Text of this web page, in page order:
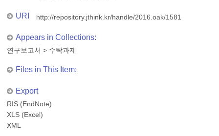
URI http://repository.jthink.kr/handle/2016.oak/1581
Appears in Collections:
연구보고서 > 수탁과제
Files in This Item:
Export
RIS (EndNote)
XLS (Excel)
XML